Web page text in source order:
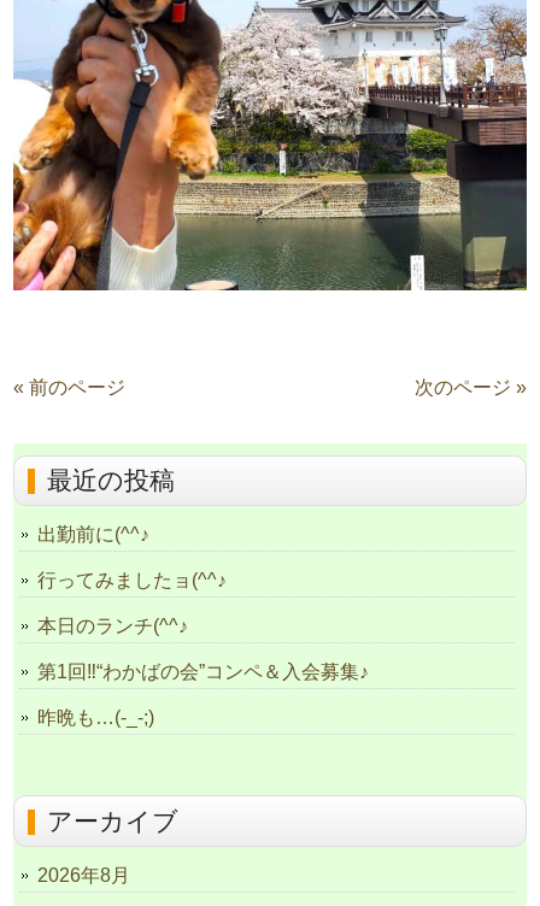
« 前のページ 次のページ »
最近の投稿
出勤前に(^^♪
行ってみましたョ(^^♪
本日のランチ(^^♪
第1回‼“わかばの会”コンペ＆入会募集♪
昨晩も…(-_-;)
アーカイブ
2026年8月